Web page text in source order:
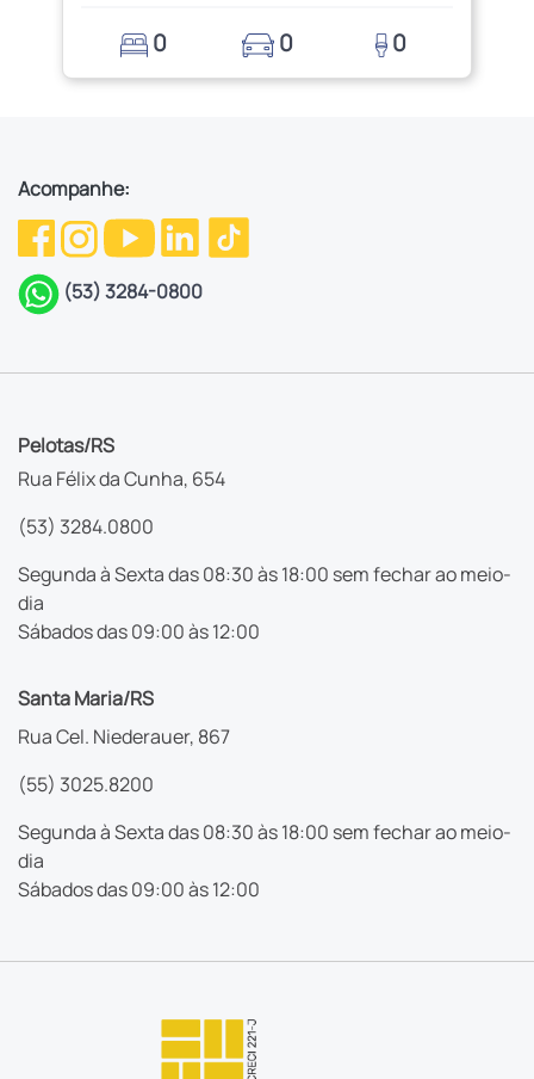
0 0 0
Acompanhe:
(53) 3284-0800
Pelotas/RS
Rua Félix da Cunha, 654
(53) 3284.0800
Segunda à Sexta das 08:30 às 18:00 sem fechar ao meio-
dia
Sábados das 09:00 às 12:00
Santa Maria/RS
Rua Cel. Niederauer, 867
(55) 3025.8200
Segunda à Sexta das 08:30 às 18:00 sem fechar ao meio-
dia
Sábados das 09:00 às 12:00